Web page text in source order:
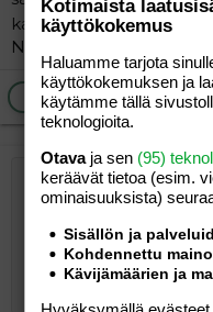
kaikkeen.... Olisi
Noita ystäviä ei
Ilmoita asiaton
Lihavoitu
KursivoituLista
Fontin koko
9
10
Tekstiväri
Kirjasintyyli
Arial
Book
Yliviivaa
Tasaus Tasaa
Keskitä
Tasaa oikealle
Paragraph format
Normal
LainausLisää video/media
Lisää taulukko
Insert
Tee uudelleen
BBCode-näkymä
Poista
Kirjoita vastaus...
Kotimaista
käyttökokemus
Haluamme tarjota
käyttökokemuksen ja
käytämme tällä
teknologioita.
Otavaja sen (95)
keräävät tietoa (esim.
ominaisuuk­sista)
Sisällön ja
Kohdennettu
Kävijämäärien ja